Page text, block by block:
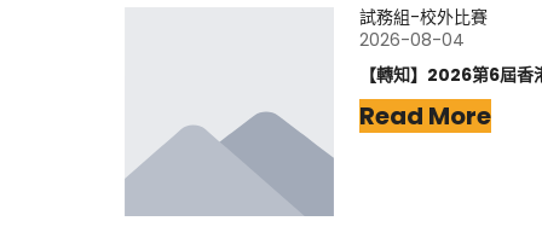
試務組-校外比賽
2026-08-04
【轉知】2026第6屆
Read More